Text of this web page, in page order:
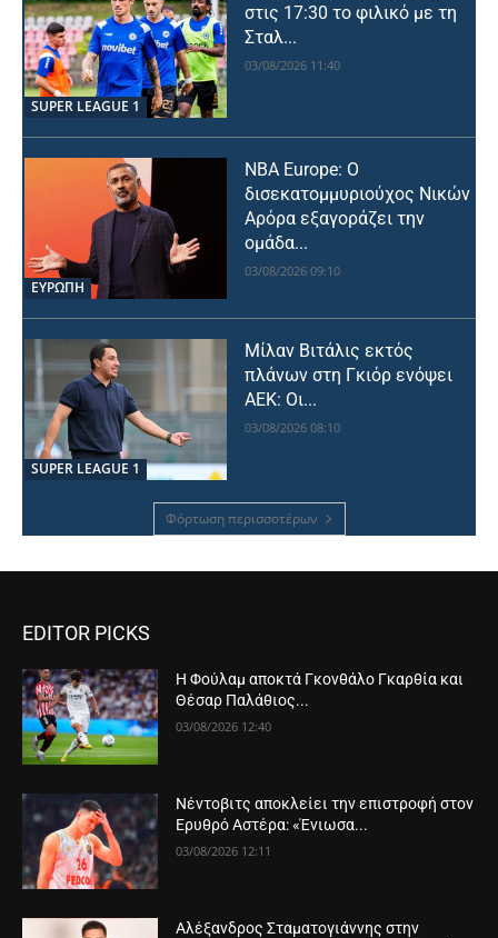
SUPER LEAGUE 1
στις 17:30 το φιλικό με τη
Σταλ...
03/08/2026 11:40
ΕΥΡΩΠΗ
NBA Europe: Ο
δισεκατομμυριούχος Νικών
Αρόρα εξαγοράζει την
ομάδα...
03/08/2026 09:10
SUPER LEAGUE 1
Μίλαν Βιτάλις εκτός
πλάνων στη Γκιόρ ενόψει
ΑΕΚ: Οι...
03/08/2026 08:10
Φόρτωση περισσοτέρων
EDITOR PICKS
Η Φούλαμ αποκτά Γκονθάλο Γκαρθία και
Θέσαρ Παλάθιος...
03/08/2026 12:40
Νέντοβιτς αποκλείει την επιστροφή στον
Ερυθρό Αστέρα: «Ένιωσα...
03/08/2026 12:11
Αλέξανδρος Σταματογιάννης στην